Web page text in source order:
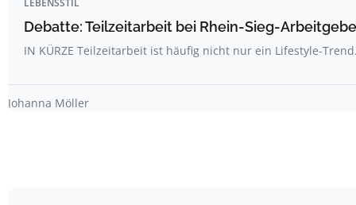
Debatte: Teilzeitarbeit bei Rhein-Sieg-
IN KÜRZE Teilzeitarbeit ist häufig nicht nur ein Lifestyle-
Johanna Möller